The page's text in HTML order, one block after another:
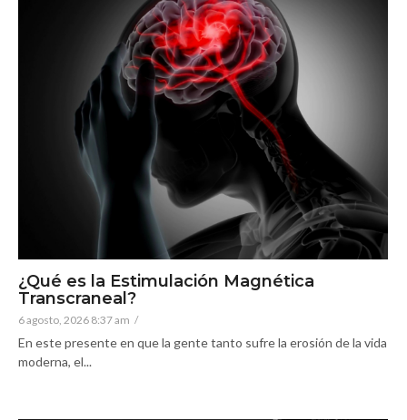
¿Qué es la Estimulación Magnética
Transcraneal?
6 agosto, 2026 8:37 am /
En este presente en que la gente tanto sufre la erosión de la vida
moderna, el...